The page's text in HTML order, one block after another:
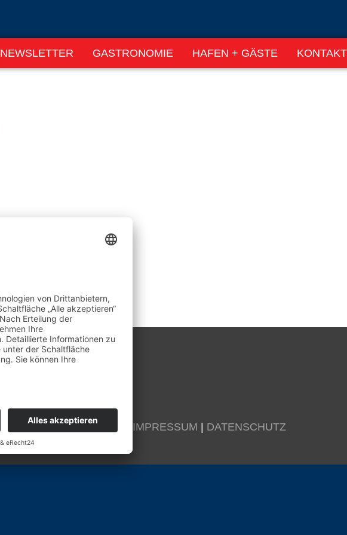
NEWSLETTER GASTRONOMIE HAFEN + GÄSTE KONTAKT
KONTAKT IMPRESSUM DATENSCHUTZ